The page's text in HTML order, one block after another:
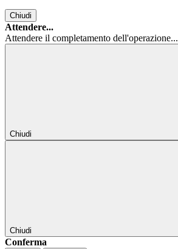
Chiudi
Attendere...
Attendere il completamento dell'operazione...
Chiudi
Chiudi
Conferma